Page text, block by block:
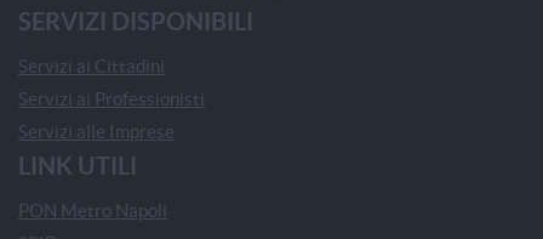
SERVIZI DISPONIBILI
Servizi ai Cittadini
Servizi ai Professionisti
Servizi alle Imprese
LINK UTILI
PON Metro Napoli